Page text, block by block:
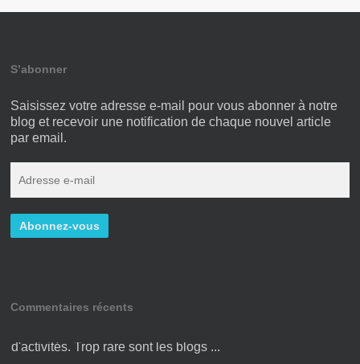
S’abonner
Saisissez votre adresse e-mail pour vous abonner à notre
blog et recevoir une notification de chaque nouvel article
par email.
Commentaires récents
d'activités. Trop rare sont les blogs ...